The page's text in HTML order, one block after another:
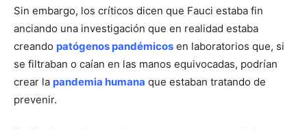
Sin embargo, los críticos dicen que Fauci estaba fin
anciando una investigación que en realidad estaba
creando patógenos pandémicos en laboratorios que, si
se filtraban o caían en las manos equivocadas, podrían
crear la pandemia humana que estaban tratando de
prevenir.